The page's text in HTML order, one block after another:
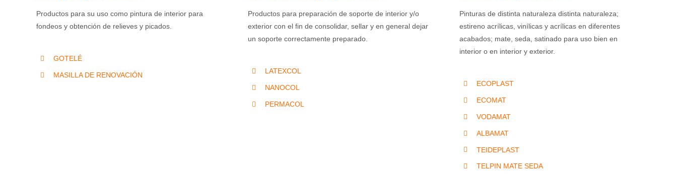
Productos para su uso como pintura de interior para
fondeos y obtención de relieves y picados.
GOTELÉ
MASILLA DE RENOVACIÓN
Productos para preparación de soporte de interior y/o
exterior con el fin de consolidar, sellar y en general dejar
un soporte correctamente preparado.
LATEXCOL
NANOCOL
PERMACOL
Pinturas de distinta naturaleza distinta naturaleza;
estireno acrílicas, vinílicas y acrílicas en diferentes
acabados; mate, seda, satinado para uso bien en
interior o en interior y exterior.
ECOPLAST
ECOMAT
VODAMAT
ALBAMAT
TEIDEPLAST
TELPIN MATE SEDA